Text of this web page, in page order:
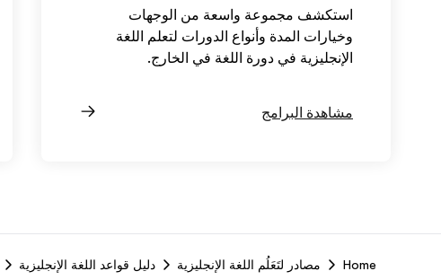
استكشف مجموعة واسعة من الوجهات
وخيارات المدة وأنواع الدورات لتعلم اللغة
الإنجليزية في دورة اللغة في الخارج.
مشاهدة البرامج
Home مصادر لتَعَلُم اللغة الإنجليزية دليل قواعد اللغة الإنجليزية